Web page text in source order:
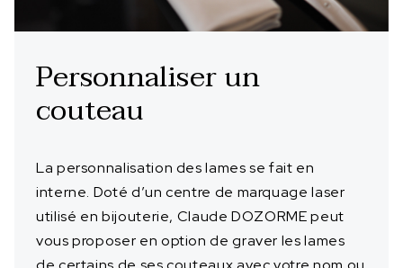
Personnaliser un
couteau
La personnalisation des lames se fait en
interne. Doté d’un centre de marquage laser
utilisé en bijouterie, Claude DOZORME peut
vous proposer en option de graver les lames